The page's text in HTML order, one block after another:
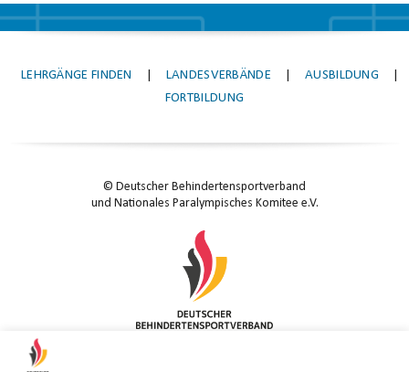
LEHRGÄNGE FINDEN LANDESVERBÄNDE AUSBILDUNG
FORTBILDUNG
© Deutscher Behindertensportverband
und Nationales Paralympisches Komitee e.V.